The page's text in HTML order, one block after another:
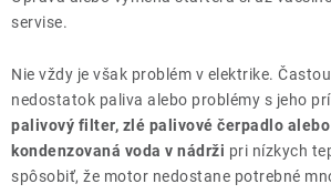
servise.
Nie vždy je však problém v elektrike.
nedostatok paliva alebo problémy s jeho
palivový filter, zlé palivové čerpadlo alebo
kondenzovaná voda v nádrži pri nízkych
spôsobiť, že motor nedostane potrebné